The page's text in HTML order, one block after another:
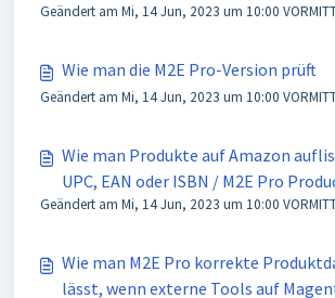
Geändert am Mi, 14 Jun, 2023 um 10:00
Wie man die M2E Pro-Version prüft
Geändert am Mi, 14 Jun, 2023 um 10:00
Wie man Produkte auf Amazon
UPC, EAN oder ISBN / M2E Pro
Geändert am Mi, 14 Jun, 2023 um 10:00
Wie man M2E Pro korrekte
lässt, wenn externe Tools auf